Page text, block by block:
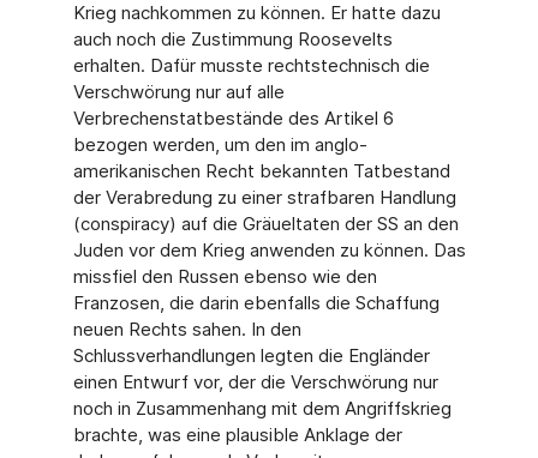
Krieg nachkommen zu können. Er hatte dazu
auch noch die Zustimmung Roosevelts
erhalten. Dafür musste rechtstechnisch die
Verschwörung nur auf alle
Verbrechenstatbestände des Artikel 6
bezogen werden, um den im anglo-
amerikanischen Recht bekannten Tatbestand
der Verabredung zu einer strafbaren Handlung
(conspiracy) auf die Gräueltaten der SS an den
Juden vor dem Krieg anwenden zu können. Das
missfiel den Russen ebenso wie den
Franzosen, die darin ebenfalls die Schaffung
neuen Rechts sahen. In den
Schlussverhandlungen legten die Engländer
einen Entwurf vor, der die Verschwörung nur
noch in Zusammenhang mit dem Angriffskrieg
brachte, was eine plausible Anklage der